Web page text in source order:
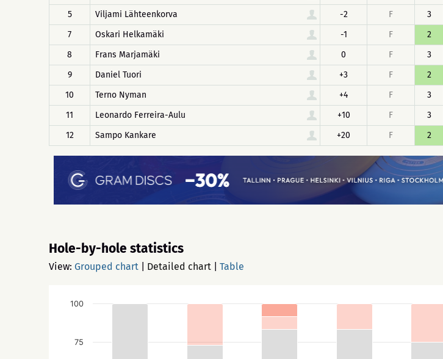
5
Viljami Lähteenkorva -2 F 3
7
Oskari Helkamäki -1 F 2
8
Frans Marjamäki 0 F 3
9
Daniel Tuori +3 F 2
10
Terno Nyman +4 F 3
11
Leonardo Ferreira-Aulu +10 F 3
12
Sampo Kankare +20 F 2
Hole-by-hole statistics
View: Grouped chart Detailed chart Table
75
100